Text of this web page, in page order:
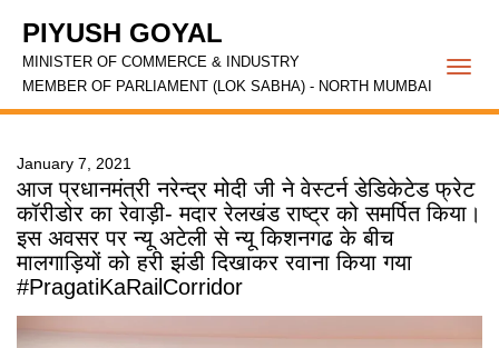
PIYUSH GOYAL
MINISTER OF COMMERCE & INDUSTRY
MEMBER OF PARLIAMENT (LOK SABHA) - NORTH MUMBAI
January 7, 2021
आज प्रधानमंत्री नरेन्द्र मोदी जी ने वेस्टर्न डेडिकेटेड फ्रेट
कॉरीडोर का रेवाड़ी- मदार रेलखंड राष्ट्र को समर्पित किया।
इस अवसर पर न्यू अटेली से न्यू किशनगढ के बीच
मालगाड़ियों को हरी झंडी दिखाकर रवाना किया गया
#PragatiKaRailCorridor